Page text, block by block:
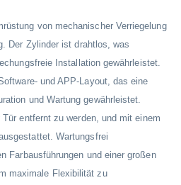
von mechanischer Verriegelung
Der Zylinder ist drahtlos, was
Installation gewährleistet.
und APP-Layout, das eine
und Wartung gewährleistet.
entfernt zu werden, und mit einem
Wartungsfrei
und einer großen
maximale Flexibilität zu